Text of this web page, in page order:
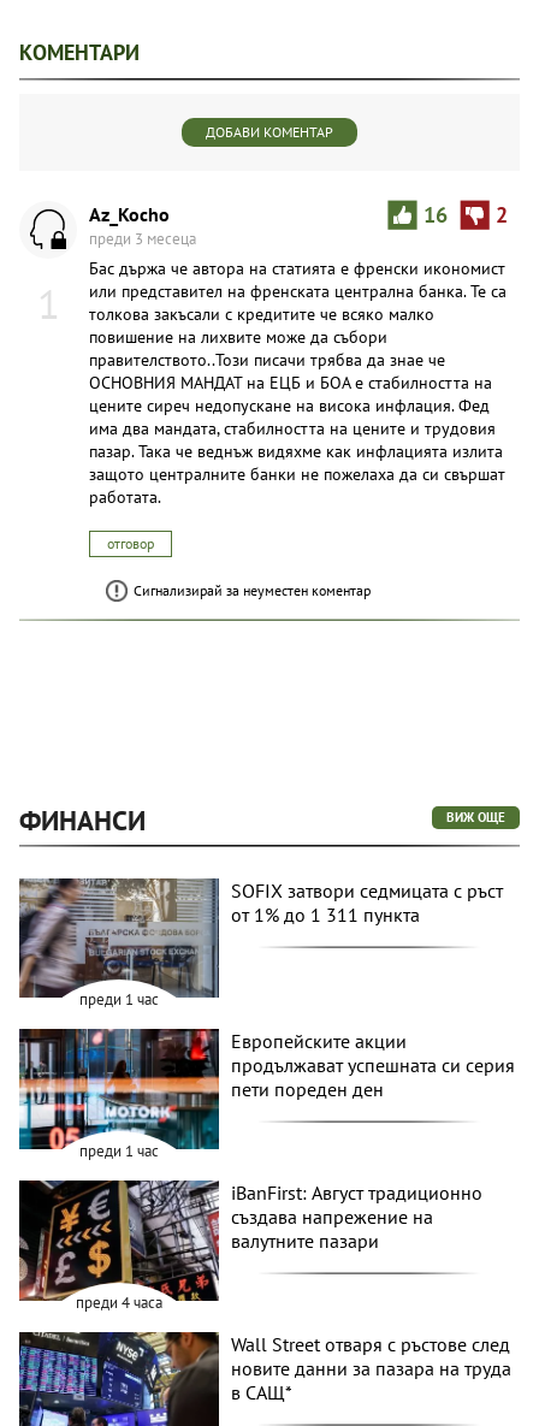
КОМЕНТАРИ
ДОБАВИ КОМЕНТАР
1
16 2
Az_Kocho
преди 3 месеца
Бас държа че автора на статията е френски икономист
или представител на френската централна банка. Те са
толкова закъсали с кредитите че всяко малко
повишение на лихвите може да събори
правителството..Този писачи трябва да знае че
ОСНОВНИЯ МАНДАТ на ЕЦБ и БОА е стабилността на
цените сиреч недопускане на висока инфлация. Фед
има два мандата, стабилността на цените и трудовия
пазар. Така че веднъж видяхме как инфлацията излита
защото централните банки не пожелаха да си свършат
работата.
отговор
Сигнализирай за неуместен коментар
ФИНАНСИ ВИЖ ОЩЕ
преди 1 час
SOFIX затвори седмицата с ръст
от 1% до 1 311 пункта
преди 1 час
Европейските акции
продължават успешната си серия
пети пореден ден
преди 4 часа
iBanFirst: Август традиционно
създава напрежение на
валутните пазари
Wall Street отваря с ръстове след
новите данни за пазара на труда
в САЩ*